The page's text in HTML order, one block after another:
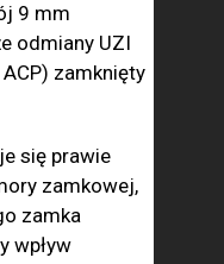
9 mm
odmiany UZI
zamknięty
się prawie
zamkowej,
zamka
wpływ